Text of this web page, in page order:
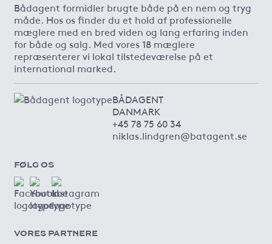
Bådagent formidler brugte både på en nem og tryg
måde. Hos os finder du et hold af professionelle
mæglere med en bred viden og lang erfaring inden
for både og salg. Med vores 18 mæglere
repræsenterer vi lokal tilstedeværelse på et
international marked.
BÅDAGENT
DANMARK
+45 78 75 60 34
niklas.lindgren@batagent.se
FØLG OS
VORES PARTNERE